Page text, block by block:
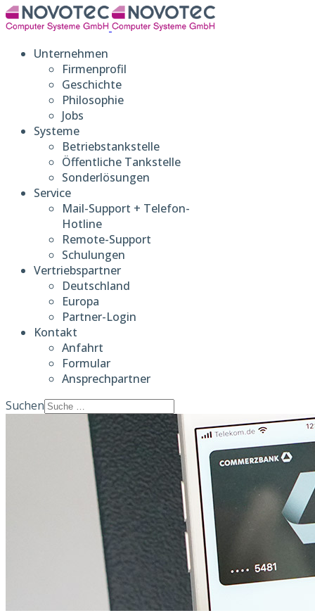
Unternehmen
Firmenprofil
Geschichte
Philosophie
Jobs
Systeme
Betriebstankstelle
Öffentliche Tankstelle
Sonderlösungen
Service
Mail-Support + Telefon-
Hotline
Remote-Support
Schulungen
Vertriebspartner
Deutschland
Europa
Partner-Login
Kontakt
Anfahrt
Formular
Ansprechpartner
Suchen